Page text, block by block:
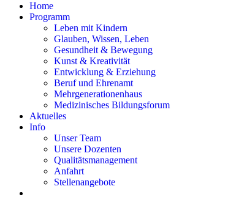
Home
Programm
Leben mit Kindern
Glauben, Wissen, Leben
Gesundheit & Bewegung
Kunst & Kreativität
Entwicklung & Erziehung
Beruf und Ehrenamt
Mehrgenerationenhaus
Medizinisches Bildungsforum
Aktuelles
Info
Unser Team
Unsere Dozenten
Qualitätsmanagement
Anfahrt
Stellenangebote